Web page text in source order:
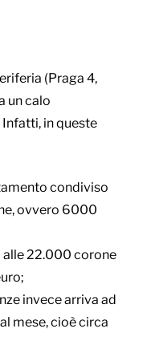
(Praga 4,
un calo
in queste
condiviso
ovvero 6000
22.000 corone
invece arriva ad
mese, cioè circa